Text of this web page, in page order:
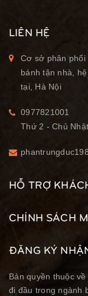
LIÊN HỆ
Cơ sở phân phối
bánh tận nhà,
tại, Hà Nội
0977821001
Thứ 2 - Chủ
HỖ TRỢ
CHÍNH SÁCH
ĐĂNG KÝ
Bản quyền thuộc về
đi đầu trong ngành